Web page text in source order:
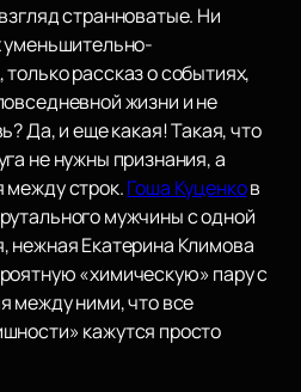
странноватые. Ни
уменьшительно-
рассказ о событиях,
жизни и не
Да, и еще какая! Такая, что
не нужны признания, а
между строк.Гоша Куценков
мужчины с одной
нежная Екатерина Климова
«химическую» пару с
между ними, что все
кажутся просто